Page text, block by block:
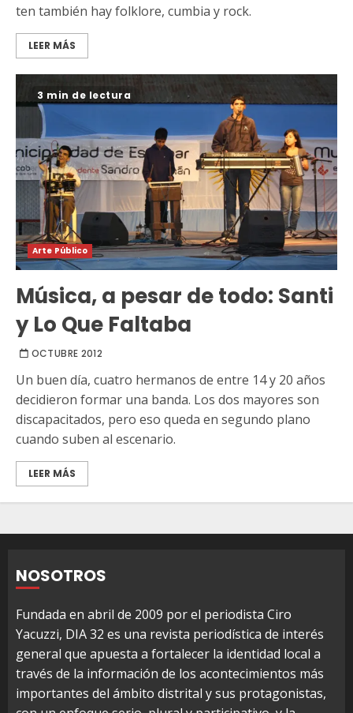
ten también hay folklore, cumbia y rock.
LEER MÁS
3 min de lectura
Arte Público
Música, a pesar de todo: Santi
y Lo Que Faltaba
OCTUBRE 2012
Un buen día, cuatro hermanos de entre 14 y 20 años
decidieron formar una banda. Los dos mayores son
discapacitados, pero eso queda en segundo plano
cuando suben al escenario.
LEER MÁS
NOSOTROS
Fundada en abril de 2009 por el periodista Ciro
Yacuzzi, DIA 32 es una revista periodística de interés
general que apuesta a fortalecer la identidad local a
través de la información de los acontecimientos más
importantes del ámbito distrital y sus protagonistas,